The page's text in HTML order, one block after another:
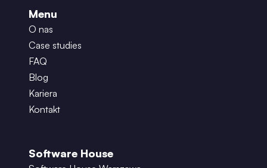
Menu
O nas
Case studies
FAQ
Blog
Kariera
Kontakt
Software House